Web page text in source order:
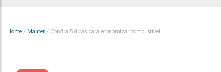
Home / Manter/ Confira 5 dicas para economizar combustível